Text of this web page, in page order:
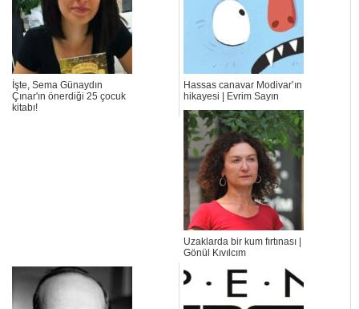
İşte, Sema Günaydın
Çınar'ın önerdiği 25 çocuk
kitabı!
Hassas canavar Modivar’ın
hikayesi | Evrim Sayın
Uzaklarda bir kum fırtınası |
Gönül Kıvılcım